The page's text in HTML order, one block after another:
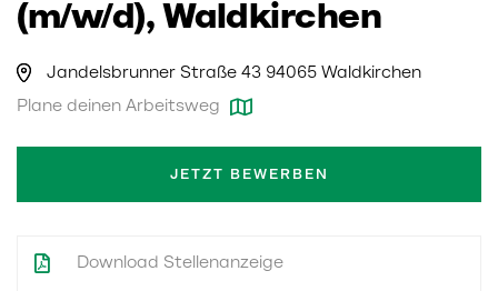
(m/w/d), Waldkirchen
Jandelsbrunner Straße 43 94065 Waldkirchen
Plane deinen Arbeitsweg
JETZT BEWERBEN
Download Stellenanzeige